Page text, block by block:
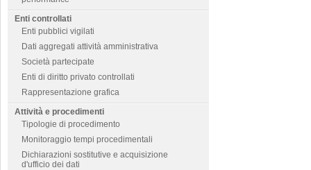
Enti controllati
Enti pubblici vigilati
Dati aggregati attività amministrativa
Società partecipate
Enti di diritto privato controllati
Rappresentazione grafica
Attività e procedimenti
Tipologie di procedimento
Monitoraggio tempi procedimentali
Dichiarazioni sostitutive e acquisizione
d'ufficio dei dati